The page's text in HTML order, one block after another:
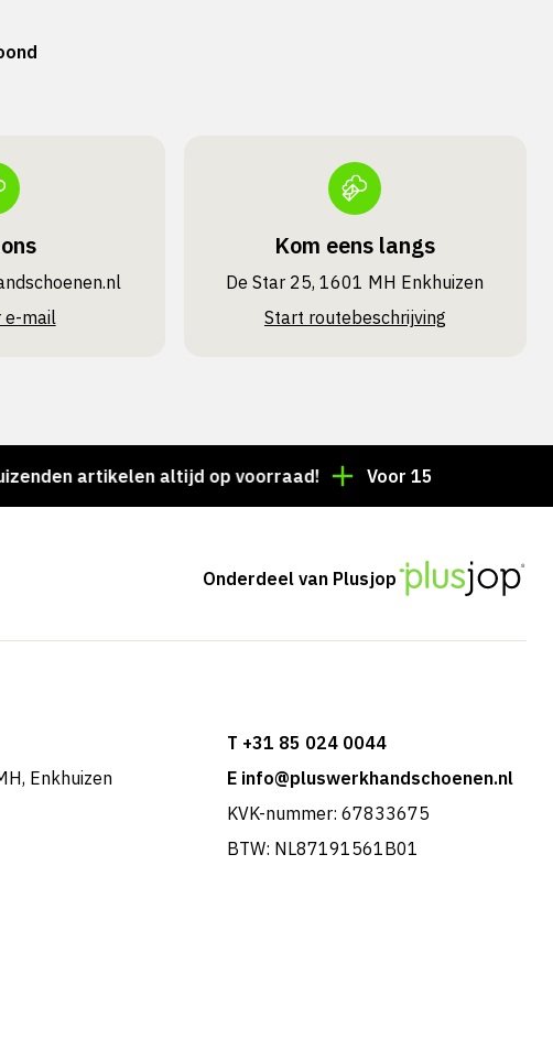
e-mail
Kom eens langs
De Star 25, 1601 MH Enkhuizen
Start routebeschrijving
artikelen altijd op voorraad! Voor 15:00 besteld =
Onderdeel van Plusjop
Enkhuizen
T +31 85 024 0044
E info@pluswerkhandschoenen.nl
KVK-nummer: 67833675
BTW: NL87191561B01